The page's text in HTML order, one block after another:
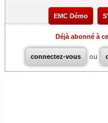
EMC Démo
Déjà abonné à
connectez-vous ou